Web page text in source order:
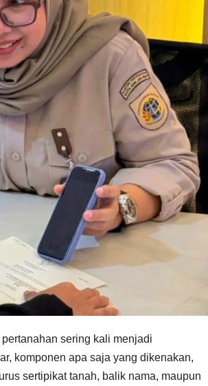
sering kali menjadi
komponen apa saja yang dikenakan,
sertipikat tanah, balik nama, maupun